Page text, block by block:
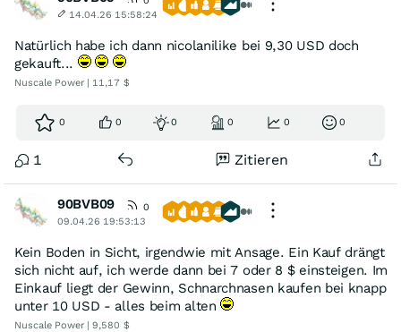
14.04.26 15:58:24
Natürlich habe ich dann nicolanilike bei 9,30 USD doch
gekauft...
Nuscale Power | 11,17 $
0 0 0 0 0 0
1 Zitieren
90BVB09
0
09.04.26 19:53:13
Kein Boden in Sicht, irgendwie mit Ansage. Ein Kauf drängt
sich nicht auf, ich werde dann bei 7 oder 8 $ einsteigen. Im
Einkauf liegt der Gewinn, Schnarchnasen kaufen bei knapp
unter 10 USD - alles beim alten
Nuscale Power | 9,580 $